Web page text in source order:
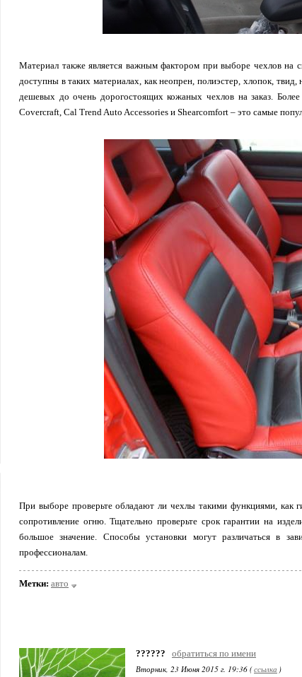
Материал также является важным фактором при выборе чехлов на
доступны в таких материалах, как неопрен, полиэстер, хлопок,
дешевых до очень дорогостоящих кожаных чехлов на заказ.
Covercraft, Cal Trend Auto Accessories и Shearcomfort – это самые
При выборе проверьте обладают ли чехлы такими функциями, как
сопротивление огню. Тщательно проверьте срок гарантии на
большое значение. Способы установки могут различаться в
профессионалам.
Метки: авто
??????
обратиться по имени
Вторник, 23 Июня 2015 г. 19:36 (ссылка )